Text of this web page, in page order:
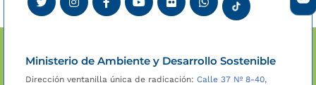
Ministerio de Ambiente y Desarrollo Sostenible
Dirección ventanilla única de radicación: Calle 37 Nº 8-40,